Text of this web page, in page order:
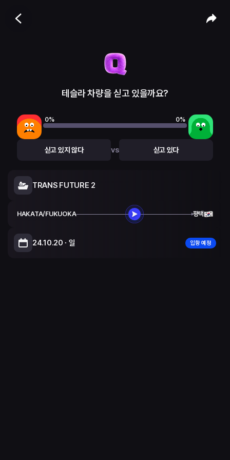
테슬라 차량을 싣고 있을까요?
0% 0%
싣고 있지 않다 vs 싣고 있다
TRANS FUTURE 2
HAKATA/FUKUOKA 평택
24.10.20 ∙ 일 입항 예정